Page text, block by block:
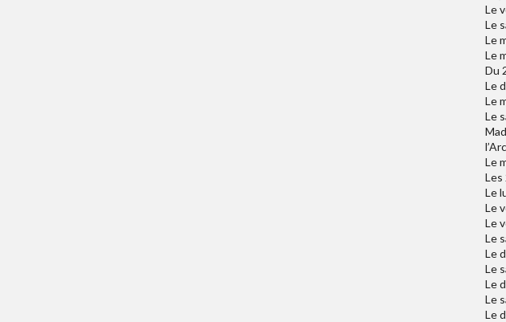
Le
Le
Le
Le
Du
Le
Le
Le
Le
Les
Le
Le
Le
Le
Le
Le
Le
Le
Le